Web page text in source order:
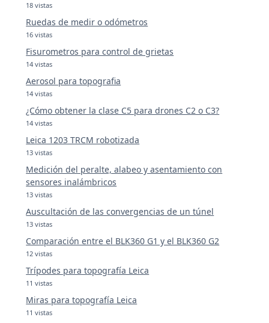
18 vistas
Ruedas de medir o odómetros
16 vistas
Fisurometros para control de grietas
14 vistas
Aerosol para topografia
14 vistas
¿Cómo obtener la clase C5 para drones C2 o C3?
14 vistas
Leica 1203 TRCM robotizada
13 vistas
Medición del peralte, alabeo y asentamiento con
sensores inalámbricos
13 vistas
Auscultación de las convergencias de un túnel
13 vistas
Comparación entre el BLK360 G1 y el BLK360 G2
12 vistas
Trípodes para topografía Leica
11 vistas
Miras para topografía Leica
11 vistas